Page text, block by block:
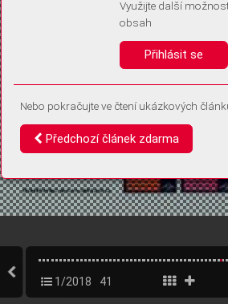
Vaše souhlasy a odmítnutí si ukládáme do
vás už příště znovu neptali. Můžete je kdykoli
1/2018 41
Využijte další
obsah
Přihlásit se
Nebo pokračujte ve čtení ukázkových
Předchozí článek zdarma